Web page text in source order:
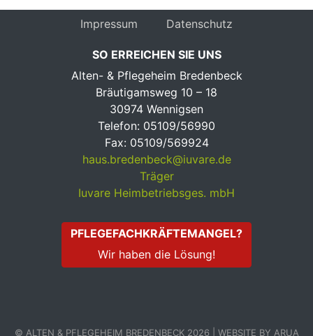
Impressum Datenschutz
SO ERREICHEN SIE UNS
Alten- & Pflegeheim Bredenbeck
Bräutigamsweg 10 – 18
30974 Wennigsen
Telefon: 05109/56990
Fax: 05109/569924
haus.bredenbeck@iuvare.de
Träger
Iuvare Heimbetriebsges. mbH
PFLEGEFACHKRÄFTEMANGEL?
Wir haben die Lösung!
© ALTEN & PFLEGEHEIM BREDENBECK 2026 | WEBSITE BY ARUA